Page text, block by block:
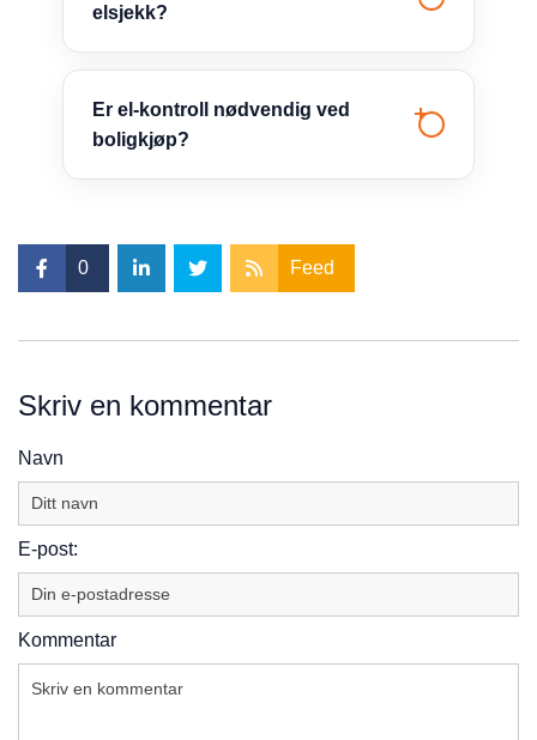
elsjekk?
Er el-kontroll nødvendig ved
boligkjøp?
0 Feed
Skriv en kommentar
Navn
E-post:
Kommentar